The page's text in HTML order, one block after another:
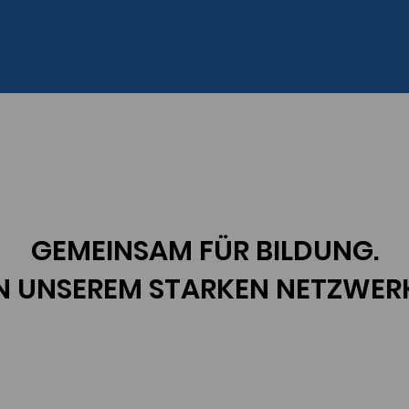
GEMEINSAM FÜR BILDUNG.
UNSEREM STARKEN